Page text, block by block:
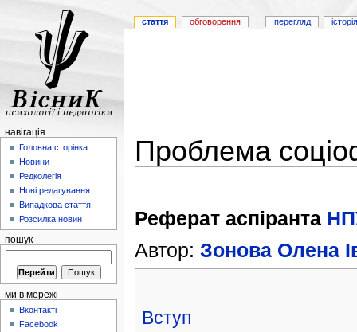
Проблема
Реферат аспіранта
Автор: Зонова Олена
Вступ
стаття обговорення перегляд
навігація
Головна сторінка
Новини
Редколегія
Нові редагування
Випадкова стаття
Розсилка новин
пошук
ми в мережі
Вконтакті
Facebook